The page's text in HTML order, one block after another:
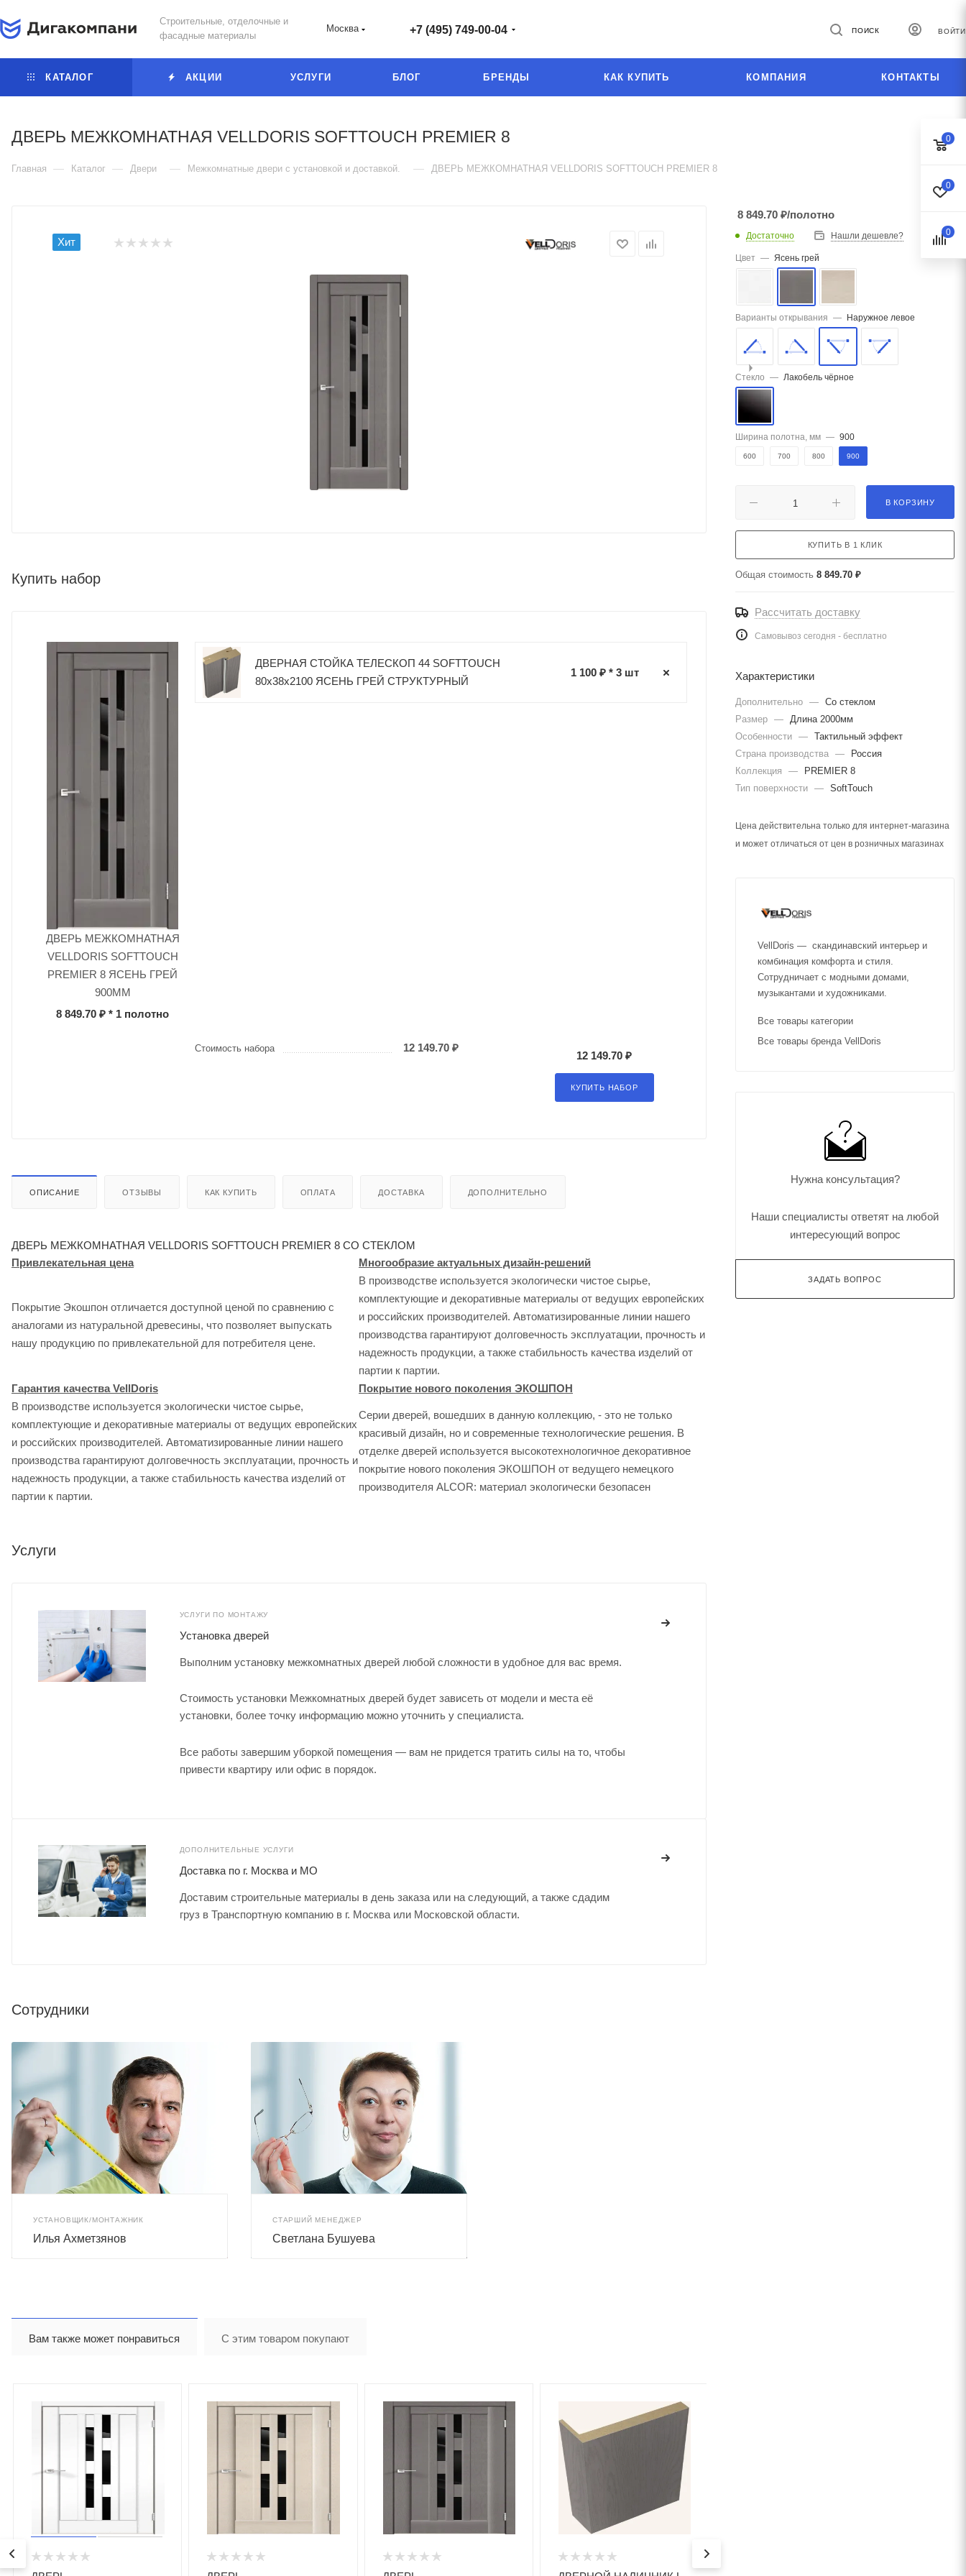
Строительные, отделочные и
фасадные материалы
Москва +7 (495) 749-00-04 ПОИСК ВОЙТИ
КАТАЛОГ АКЦИИ УСЛУГИ БЛОГ БРЕНДЫ КАК КУПИТЬ КОМПАНИЯ КОНТАКТЫ
ДВЕРЬ МЕЖКОМНАТНАЯ VELLDORIS SOFTTOUCH PREMIER 8
Главная — Каталог — Двери — Межкомнатные двери с установкой и доставкой. — ДВЕРЬ МЕЖКОМНАТНАЯ VELLDORIS SOFTTOUCH PREMIER 8
Хит
Купить набор
ДВЕРЬ МЕЖКОМНАТНАЯ
VELLDORIS SOFTTOUCH
PREMIER 8 ЯСЕНЬ ГРЕЙ
900ММ
8 849.70 ₽ * 1 полотно
ДВЕРНАЯ СТОЙКА ТЕЛЕСКОП 44 SOFTTOUCH
80х38х2100 ЯСЕНЬ ГРЕЙ СТРУКТУРНЫЙ
1 100 ₽ * 3 шт
Стоимость набора 12 149.70 ₽
12 149.70 ₽
КУПИТЬ НАБОР
ОПИСАНИЕ ОТЗЫВЫ КАК КУПИТЬ ОПЛАТА ДОСТАВКА ДОПОЛНИТЕЛЬНО
ДВЕРЬ МЕЖКОМНАТНАЯ VELLDORIS SOFTTOUCH PREMIER 8 СО СТЕКЛОМ
Привлекательная цена
Многообразие актуальных дизайн-решений
Покрытие Экошпон отличается доступной ценой по сравнению с
аналогами из натуральной древесины, что позволяет выпускать
нашу продукцию по привлекательной для потребителя цене.
В производстве используется экологически чистое сырье,
комплектующие и декоративные материалы от ведущих европейских
и российских производителей. Автоматизированные линии нашего
производства гарантируют долговечность эксплуатации, прочность и
надежность продукции, а также стабильность качества изделий от
партии к партии.
Гарантия качества VellDoris
Покрытие нового поколения ЭКОШПОН
В производстве используется экологически чистое сырье,
комплектующие и декоративные материалы от ведущих европейских
и российских производителей. Автоматизированные линии нашего
производства гарантируют долговечность эксплуатации, прочность и
надежность продукции, а также стабильность качества изделий от
партии к партии.
Серии дверей, вошедших в данную коллекцию, - это не только
красивый дизайн, но и современные технологические решения. В
отделке дверей используется высокотехнологичное декоративное
покрытие нового поколения ЭКОШПОН от ведущего немецкого
производителя ALCOR: материал экологически безопасен
Услуги
УСЛУГИ ПО МОНТАЖУ
Установка дверей
Выполним установку межкомнатных дверей любой сложности в удобное для вас время.
Стоимость установки Межкомнатных дверей будет зависеть от модели и места её
установки, более точку информацию можно уточнить у специалиста.
Все работы завершим уборкой помещения — вам не придется тратить силы на то, чтобы
привести квартиру или офис в порядок.
ДОПОЛНИТЕЛЬНЫЕ УСЛУГИ
Доставка по г. Москва и МО
Доставим строительные материалы в день заказа или на следующий, а также сдадим
груз в Транспортную компанию в г. Москва или Московской области.
Сотрудники
УСТАНОВЩИК/МОНТАЖНИК
Илья Ахметзянов
СТАРШИЙ МЕНЕДЖЕР
Светлана Бушуева
Вам также может понравиться С этим товаром покупают
8 849.70 ₽/полотно
Достаточно Нашли дешевле?
Цвет — Ясень грей
Варианты открывания — Наружное левое
Стекло — Лакобель чёрное
Ширина полотна, мм — 900
600 700 800 900
В КОРЗИНУ
КУПИТЬ В 1 КЛИК
Общая стоимость 8 849.70 ₽
Рассчитать доставку
Самовывоз сегодня - бесплатно
Характеристики
Дополнительно — Со стеклом
Размер — Длина 2000мм
Особенности — Тактильный эффект
Страна производства —
Россия
Коллекция
—
PREMIER 8
Тип поверхности — SoftTouch
Цена действительна только для интернет-магазина
и может отличаться от цен в розничных магазинах
VellDoris — скандинавский интерьер и
комбинация комфорта и стиля.
Сотрудничает с модными домами,
музыкантами и художниками.
Все товары категории
Все товары бренда VellDoris
Нужна консультация?
Наши специалисты ответят на любой
интересующий вопрос
ЗАДАТЬ ВОПРОС
0
0
0